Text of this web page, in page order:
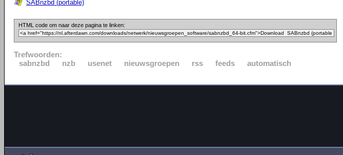
SABnzbd (portable)
HTML code om naar deze pagina te linken:
Trefwoorden:
sabnzbd
nzb usenet nieuwsgroepen rss feeds automatisch